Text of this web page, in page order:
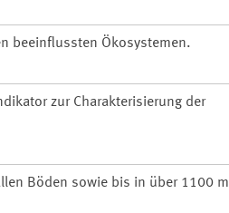
beeinflussten Ökosystemen.
zur Charakterisierung der
Böden sowie bis in über 1100 m